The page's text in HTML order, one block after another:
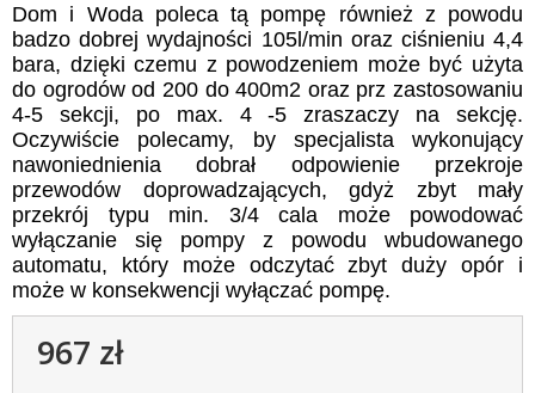
Dom i Woda poleca tą pompę również z powodu
badzo dobrej wydajności 105l/min oraz ciśnieniu 4,4
bara, dzięki czemu z powodzeniem może być użyta
do ogrodów od 200 do 400m2 oraz prz zastosowaniu
4-5 sekcji, po max. 4 -5 zraszaczy na sekcję.
Oczywiście polecamy, by specjalista wykonujący
nawoniednienia dobrał odpowienie przekroje
przewodów doprowadzających, gdyż zbyt mały
przekrój typu min. 3/4 cala może powodować
wyłączanie się pompy z powodu wbudowanego
automatu, który może odczytać zbyt duży opór i
może w konsekwencji wyłączać pompę.
967 zł